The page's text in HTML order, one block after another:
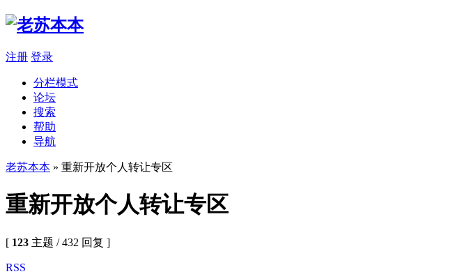
注册 登录
分栏模式
论坛
搜索
帮助
导航
老苏本本 » 重新开放个人转让专区
重新开放个人转让专区
[ 123 主题 / 432 回复 ]
RSS